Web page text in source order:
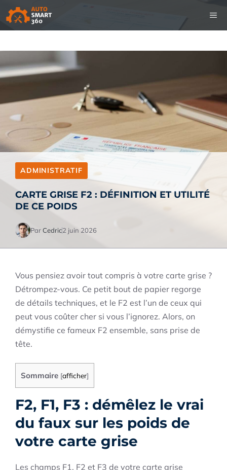
Aller
au
contenu
ADMINISTRATIF
CARTE GRISE F2 : DÉFINITION ET UTILITÉ
DE CE POIDS
ParCedric2 juin 2026
Vous pensiez avoir tout compris à votre carte grise ?
Détrompez-vous. Ce petit bout de papier regorge
de détails techniques, et le F2 est l’un de ceux qui
peut vous coûter cher si vous l’ignorez. Alors, on
démystifie ce fameux F2 ensemble, sans prise de
tête.
Sommaire [afficher]
F2, F1, F3 : démêlez le vrai
du faux sur les poids de
votre carte grise
Les champs F1, F2 et F3 de votre carte grise